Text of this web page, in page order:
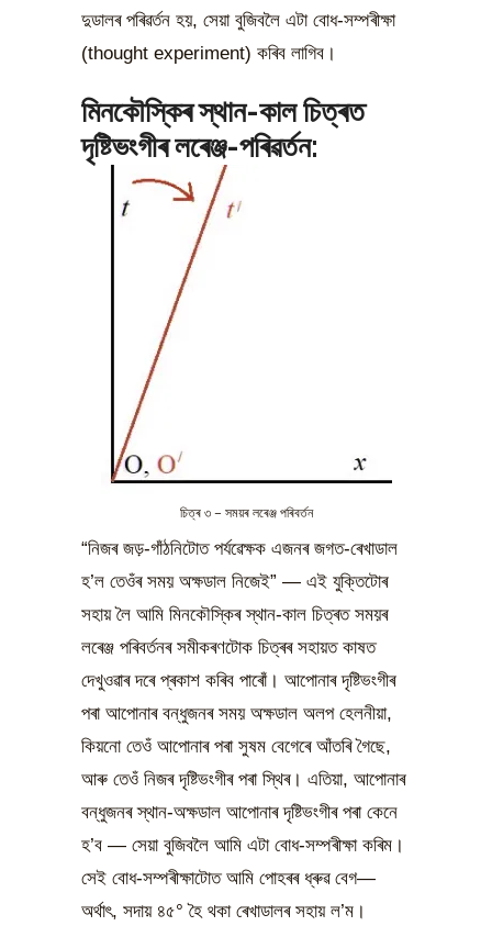
দুডালৰ পৰিৱৰ্তন হয়, সেয়া বুজিবলৈ এটা বোধ-সম্পৰীক্ষা
(thought experiment) কৰিব লাগিব।
মিনকৌস্কিৰ স্থান-কাল চিত্ৰত
দৃষ্টিভংগীৰ লৰেঞ্জ-পৰিৱৰ্তন:
চিত্ৰ ৩ – সময়ৰ লৰেঞ্জ পৰিবৰ্তন
“নিজৰ জড়-গাঁঠনিটোত পৰ্যৱেক্ষক এজনৰ জগত-ৰেখাডাল
হ’ল তেওঁৰ সময় অক্ষডাল নিজেই” — এই যুক্তিটোৰ
সহায় লৈ আমি মিনকৌস্কিৰ স্থান-কাল চিত্ৰত সময়ৰ
লৰেঞ্জ পৰিবৰ্তনৰ সমীকৰণটোক চিত্ৰৰ সহায়ত কাষত
দেখুওৱাৰ দৰে প্ৰকাশ কৰিব পাৰোঁ। আপোনাৰ দৃষ্টিভংগীৰ
পৰা আপোনাৰ বন্ধুজনৰ সময় অক্ষডাল অলপ হেলনীয়া,
কিয়নো তেওঁ আপোনাৰ পৰা সুষম বেগেৰে আঁতৰি গৈছে,
আৰু তেওঁ নিজৰ দৃষ্টিভংগীৰ পৰা স্থিৰ। এতিয়া, আপোনাৰ
বন্ধুজনৰ স্থান-অক্ষডাল আপোনাৰ দৃষ্টিভংগীৰ পৰা কেনে
হ’ব — সেয়া বুজিবলৈ আমি এটা বোধ-সম্পৰীক্ষা কৰিম।
সেই বোধ-সম্পৰীক্ষাটোত আমি পোহৰৰ ধ্ৰুৱ বেগ—
অৰ্থাৎ, সদায় ৪৫° হৈ থকা ৰেখাডালৰ সহায় ল’ম।